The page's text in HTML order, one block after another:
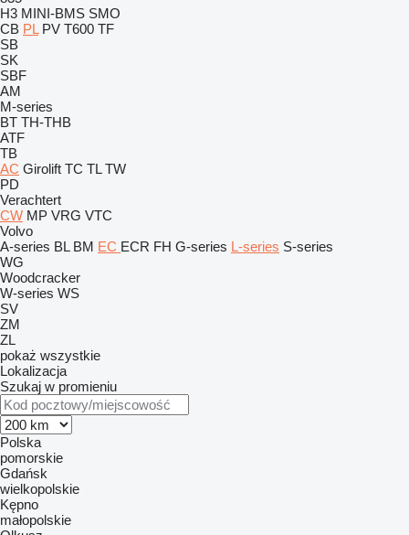
H3 MINI-BMS SMO
CB PL PV T600 TF
SB
SK
SBF
AM
M-series
BT TH-THB
ATF
TB
AC Girolift TC TL TW
PD
Verachtert
CW MP VRG VTC
Volvo
A-series BL BM EC ECR FH G-series L-series S-series
WG
Woodcracker
W-series WS
SV
ZM
ZL
pokaż wszystkie
Lokalizacja
Szukaj w promieniu
Polska
pomorskie
Gdańsk
wielkopolskie
Kępno
małopolskie